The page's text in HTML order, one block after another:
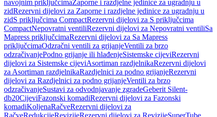
navojnim priključcimaZaporne i razdjelne jedinice za ugradnju u
zidRezervni dijelovi za Zaporne i razdjelne jedinice za ugradnju u
zidS priključcima CompactRezervni dijelovi za S priključcima
CompactNepovratni ventiliRezervni dijelovi za Nepovratni ventiliSa
Mapress priključcimaRezervni dijelovi za Sa Mapress
priključcimaOdzračni ventili za grijanjeVentili za brzo
odzračivanjePodno grijanje ili hlađenjeSistemske cijeviRezervni
dijelovi za Sistemske cijeviAsortiman razdjelnikaRezervni dijelovi
za Asortiman razdjelnikaRazdjelnici za podno grijanjeRezervni
dijelovi za Razdjelnici za podno grijanjeVentili za brzo
odzračivanjeSustavi za odvodnjavanje zgradeGeberit Silent-
db20CijeviFazonski komadiRezervni dijelovi za Fazonski
komadiKoljenaRačveRezervni dijelovi za
RačveRedukcijeRevizijeRezervni dijelovi za RevizijeSuperTube